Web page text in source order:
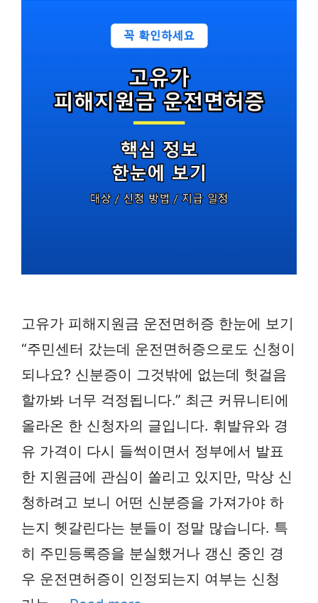
고유가 피해지원금 운전면허증 한눈에 보기
“주민센터 갔는데 운전면허증으로도 신청이
되나요? 신분증이 그것밖에 없는데 헛걸음
할까봐 너무 걱정됩니다.” 최근 커뮤니티에
올라온 한 신청자의 글입니다. 휘발유와 경
유 가격이 다시 들썩이면서 정부에서 발표
한 지원금에 관심이 쏠리고 있지만, 막상 신
청하려고 보니 어떤 신분증을 가져가야 하
는지 헷갈린다는 분들이 정말 많습니다. 특
히 주민등록증을 분실했거나 갱신 중인 경
우 운전면허증이 인정되는지 여부는 신청